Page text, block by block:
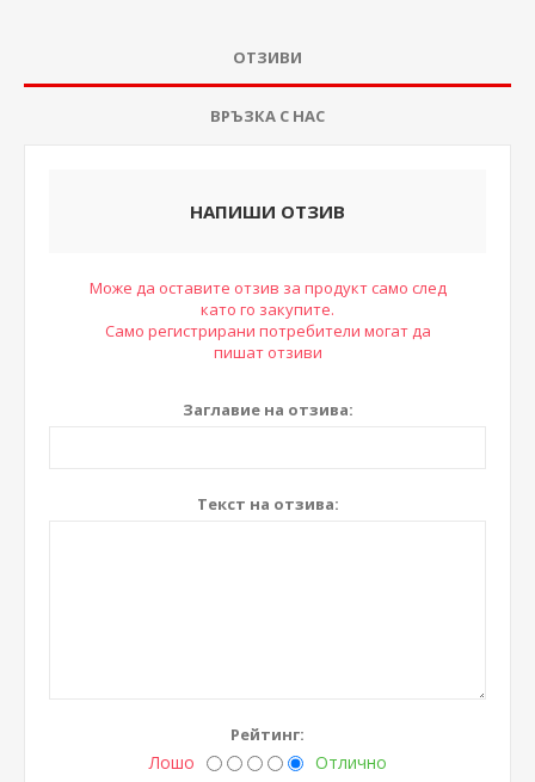
ОТЗИВИ
ВРЪЗКА С НАС
НАПИШИ ОТЗИВ
Може да оставите отзив за продукт само след
като го закупите.
Само регистрирани потребители могат да
пишат отзиви
Заглавие на отзива:
Текст на отзива:
Рейтинг:
Лошо Отлично